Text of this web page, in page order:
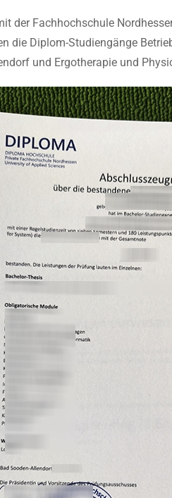
der Fachhochschule
die Diplom-Studiengänge
und Ergotherapie und